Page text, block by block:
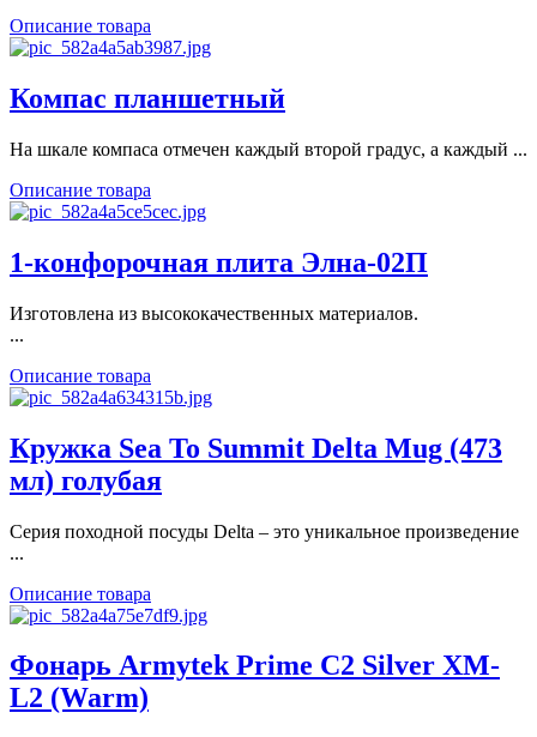
Описание товара
Компас планшетный
На шкале компаса отмечен каждый второй градус, а каждый ...
Описание товара
1-конфорочная плита Элна-02П
Изготовлена из высококачественных материалов.
...
Описание товара
Кружка Sea To Summit Delta Mug (473
мл) голубая
Серия походной посуды Delta – это уникальное произведение
...
Описание товара
Фонарь Armytek Prime C2 Silver XM-
L2 (Warm)